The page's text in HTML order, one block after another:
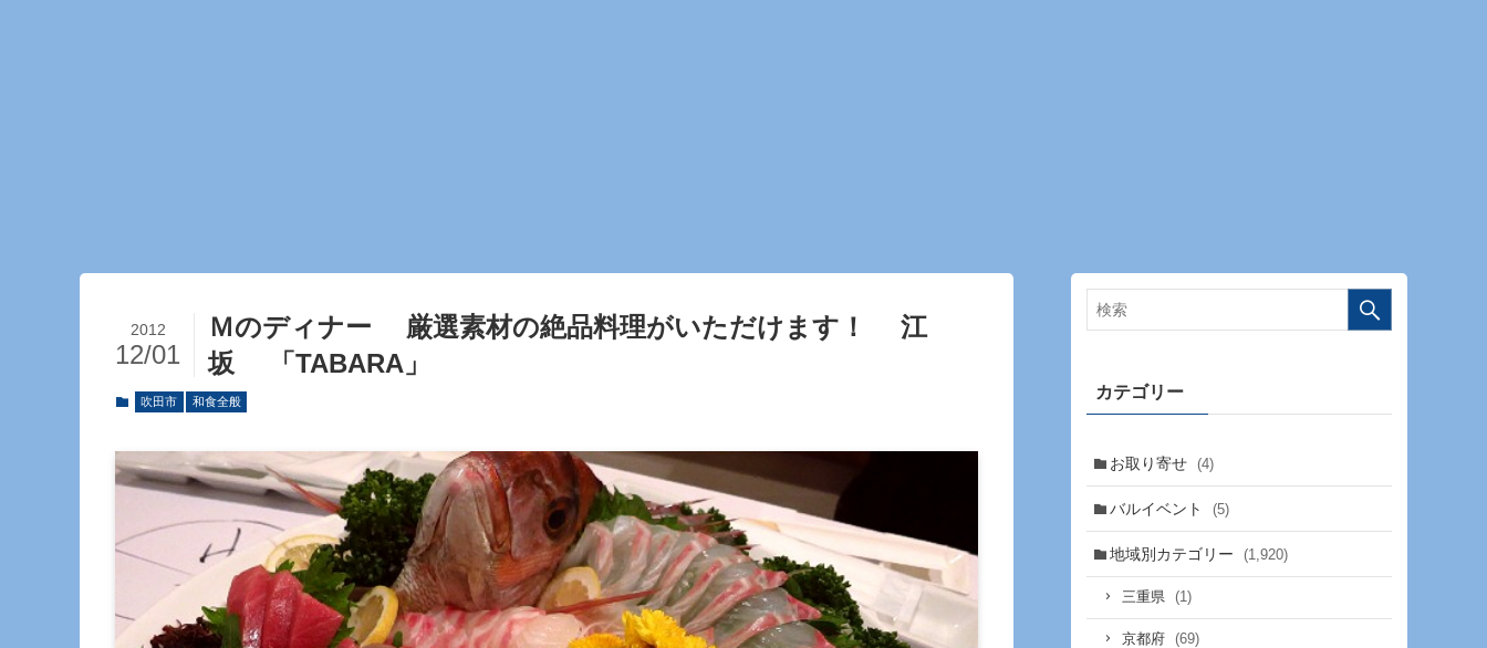
Ｍのディナー 厳選素材の絶品料理がいただけます！ 江
坂 「TABARA」
2012
12/01
吹田市 和食全般 カテゴリー
お取り寄せ (4)
バルイベント (5)
地域別カテゴリー (1,920)
三重県 (1)
京都府 (69)